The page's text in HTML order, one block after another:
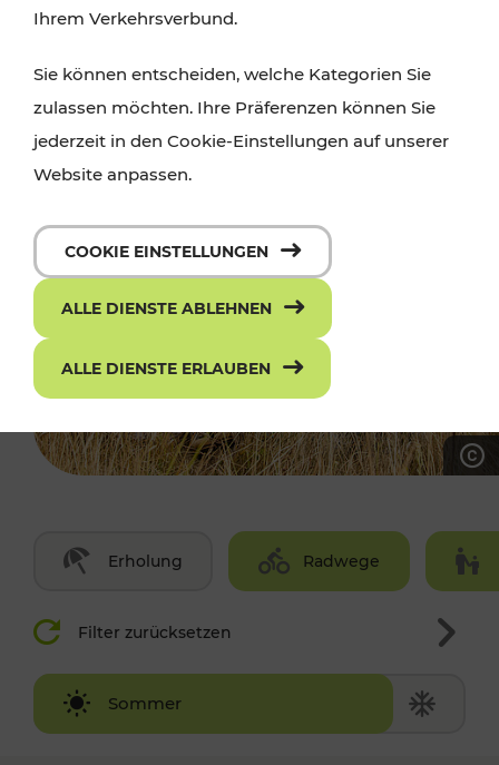
Erholung Radwege
Filter zurücksetzen
Sommer
Winter
Ihrem Verkehrsverbund.
Sie können entscheiden, welche Kategorien Sie
zulassen möchten. Ihre Präferenzen können Sie
jederzeit in den Cookie-Einstellungen auf unserer
Website anpassen.
COOKIE EINSTELLUNGEN
ALLE DIENSTE ABLEHNEN
ALLE DIENSTE ERLAUBEN